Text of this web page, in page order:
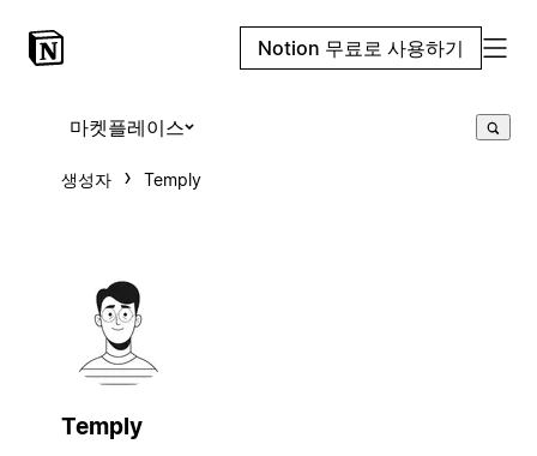
Notion 무료로 사용하기
마켓플레이스
생성자 Temply
Temply